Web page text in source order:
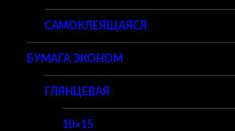
САМОКЛЕЯЩАЯСЯ
БУМАГА ЭКОНОМ
ГЛЯНЦЕВАЯ
10×15